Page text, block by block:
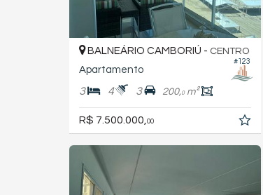
#123
BALNEÁRIO CAMBORIÚ - CENTRO
Apartamento
3 4 3 200,0m²
R$ 7.500.000, 00